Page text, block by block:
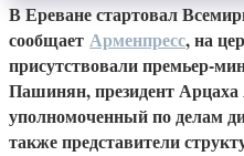
В Ереване стартовал
сообщает Арменпресс, на
присутствовали премьер-
Пашинян, президент
уполномоченный по делам
также представители